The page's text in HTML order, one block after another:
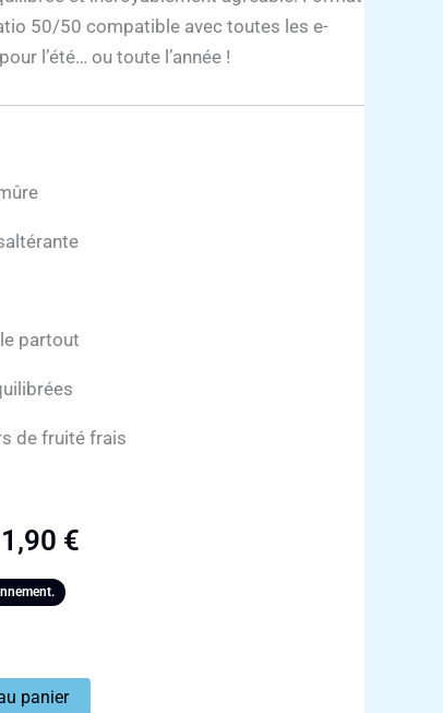
50/50 compatible avec toutes les e-
l’été… ou toute l’année !
partout
de fruité frais
€
panier